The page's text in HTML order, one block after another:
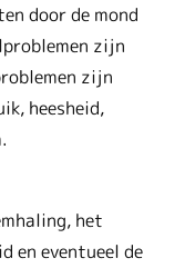
door de mond
zijn
zijn
heesheid,
het
en eventueel de